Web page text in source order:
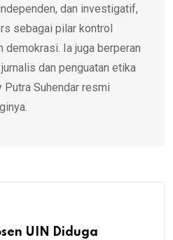
dan investigatif,
sebagai pilar kontrol
demokrasi. Ia juga berperan
dan penguatan etika
Suhendar resmi
UIN Diduga